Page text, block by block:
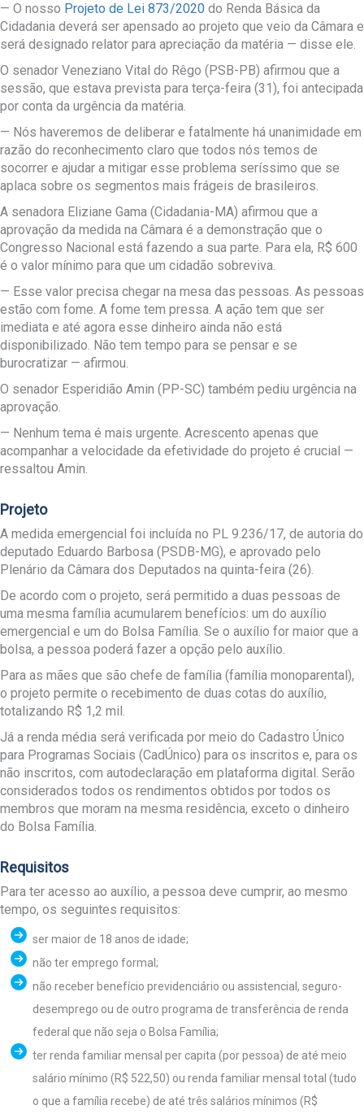
— O nosso Projeto de Lei 873/2020 do Renda Básica da
Cidadania deverá ser apensado ao projeto que veio da Câmara e
será designado relator para apreciação da matéria — disse ele.
O senador Veneziano Vital do Rêgo (PSB-PB) afirmou que a
sessão, que estava prevista para terça-feira (31), foi antecipada
por conta da urgência da matéria.
— Nós haveremos de deliberar e fatalmente há unanimidade em
razão do reconhecimento claro que todos nós temos de
socorrer e ajudar a mitigar esse problema seríssimo que se
aplaca sobre os segmentos mais frágeis de brasileiros.
A senadora Eliziane Gama (Cidadania-MA) afirmou que a
aprovação da medida na Câmara é a demonstração que o
Congresso Nacional está fazendo a sua parte. Para ela, R$ 600
é o valor mínimo para que um cidadão sobreviva.
— Esse valor precisa chegar na mesa das pessoas. As pessoas
estão com fome. A fome tem pressa. A ação tem que ser
imediata e até agora esse dinheiro ainda não está
disponibilizado. Não tem tempo para se pensar e se
burocratizar — afirmou.
O senador Esperidião Amin (PP-SC) também pediu urgência na
aprovação.
— Nenhum tema é mais urgente. Acrescento apenas que
acompanhar a velocidade da efetividade do projeto é crucial —
ressaltou Amin.
Projeto
A medida emergencial foi incluída no PL 9.236/17, de autoria do
deputado Eduardo Barbosa (PSDB-MG), e aprovado pelo
Plenário da Câmara dos Deputados na quinta-feira (26).
De acordo com o projeto, será permitido a duas pessoas de
uma mesma família acumularem benefícios: um do auxílio
emergencial e um do Bolsa Família. Se o auxílio for maior que a
bolsa, a pessoa poderá fazer a opção pelo auxílio.
Para as mães que são chefe de família (família monoparental),
o projeto permite o recebimento de duas cotas do auxílio,
totalizando R$ 1,2 mil.
Já a renda média será verificada por meio do Cadastro Único
para Programas Sociais (CadÚnico) para os inscritos e, para os
não inscritos, com autodeclaração em plataforma digital. Serão
considerados todos os rendimentos obtidos por todos os
membros que moram na mesma residência, exceto o dinheiro
do Bolsa Família.
Requisitos
Para ter acesso ao auxílio, a pessoa deve cumprir, ao mesmo
tempo, os seguintes requisitos:
ser maior de 18 anos de idade;
não ter emprego formal;
não receber benefício previdenciário ou assistencial, seguro-
desemprego ou de outro programa de transferência de renda
federal que não seja o Bolsa Família;
ter renda familiar mensal per capita (por pessoa) de até meio
salário mínimo (R$ 522,50) ou renda familiar mensal total (tudo
o que a família recebe) de até três salários mínimos (R$